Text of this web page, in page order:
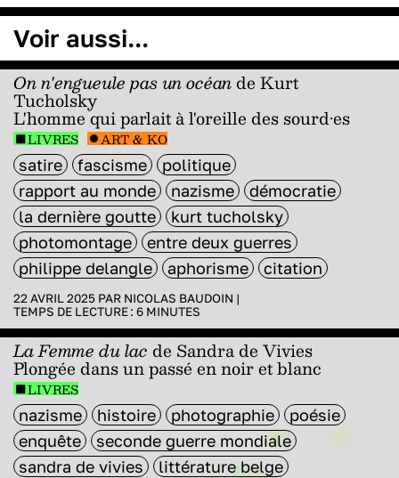
Voir aussi...
On n'engueule pas un océande Kurt
Tucholsky
L'homme qui parlait à l'oreille des sourd·es
LIVRES ART & KO
satire fascisme
politique
rapport au monde
nazisme
démocratie
la dernière goutte
kurt tucholsky
photomontage
entre deux guerres
philippe delangle
aphorisme citation
22 AVRIL 2025 PAR NICOLAS BAUDOIN |
TEMPS DE LECTURE : 6 MINUTES
La Femme du lac de Sandra de Vivies
Plongée dans un passé en noir et blanc
LIVRES
nazisme histoire photographie
poésie
enquête
seconde guerre mondiale
sandra de vivies
littérature belge